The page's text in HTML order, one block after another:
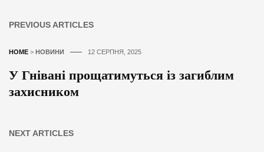
PREVIOUS ARTICLES
HOME > НОВИНИ 12 СЕРПНЯ, 2025
У Гнівані прощатимуться із загиблим
захисником
NEXT ARTICLES